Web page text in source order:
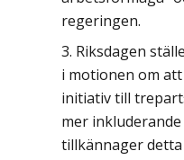
regeringen.
Riksdagen
i motionen om
initiativ till
mer
tillkännager